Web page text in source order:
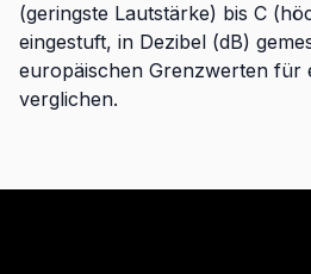
(geringste Lautstärke) bis C
eingestuft, in Dezibel (dB)
europäischen Grenzwerten für
verglichen.